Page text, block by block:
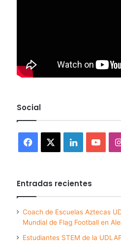
Social
Facebook LinkedIn
Entradas recientes
Coach de Escuelas Aztecas
Mundial de Flag Football en
Estudiantes STEM de la